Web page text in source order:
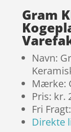
mmelser
Gram
Navn:
Mærke:
Pris: kr.
Fri
Direkte